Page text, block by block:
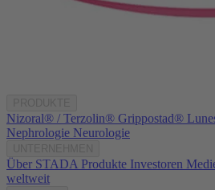
Nizoral® / Terzolin® Grippostad®
Nephrologie Neurologie
Über STADA Produkte Investoren
weltweit